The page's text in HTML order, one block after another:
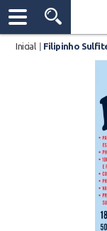
Inicial Filipinho